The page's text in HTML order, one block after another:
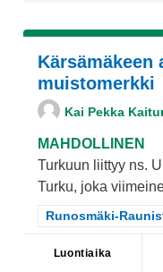
Kärsämäkeen
muistomerkki
Kai Pekka
MAHDOLLINEN
Turkuun liittyy ns.
Turku, joka
Rajaa tulokset
Runosmäki-
Luontiaika